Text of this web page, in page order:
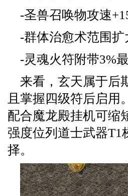
-圣兽召唤物攻速
-群体治愈术范围扩
-灵魂火符附带3%
来看，玄天属于后
且掌握四级符后启用
配合魔龙殿挂机可缩
强度位列道士武器T1
择。